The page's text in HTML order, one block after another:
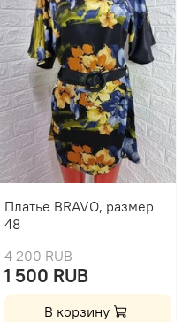
Платье BRAVO, размер
48
4 200 RUB
1 500 RUB
В корзину